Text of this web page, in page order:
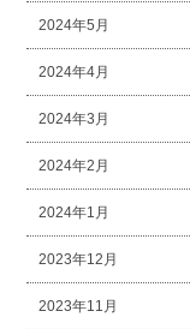
2024年5月
2024年4月
2024年3月
2024年2月
2024年1月
2023年12月
2023年11月